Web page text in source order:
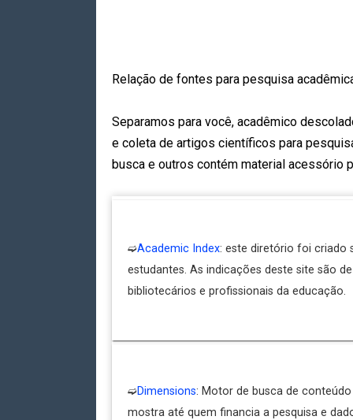
Relação de fontes para pesquisa
Separamos para você, acadêmico
e coleta de artigos científicos para
busca e outros contém material acessório
➫Academic Index: este diretório foi criado
estudantes. As indicações deste site são
bibliotecários e profissionais da educação.
➫Dimensions: Motor de busca de
mostra até quem financia a pesquisa e